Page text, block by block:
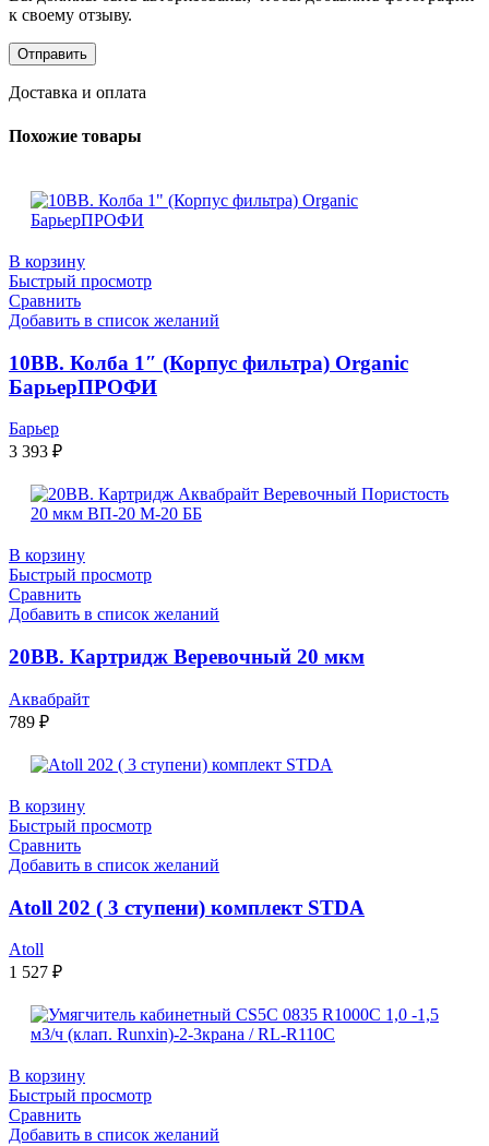
к своему отзыву.
Доставка и оплата
Похожие товары
В корзину
Быстрый просмотр
Сравнить
Добавить в список желаний
10ВВ. Колба 1″ (Корпус фильтра) Organic
БарьерПРОФИ
Барьер
3 393 ₽
В корзину
Быстрый просмотр
Сравнить
Добавить в список желаний
20ВВ. Картридж Веревочный 20 мкм
Аквабрайт
789 ₽
В корзину
Быстрый просмотр
Сравнить
Добавить в список желаний
Atoll 202 ( 3 ступени) комплект STDA
Atoll
1 527 ₽
В корзину
Быстрый просмотр
Сравнить
Добавить в список желаний